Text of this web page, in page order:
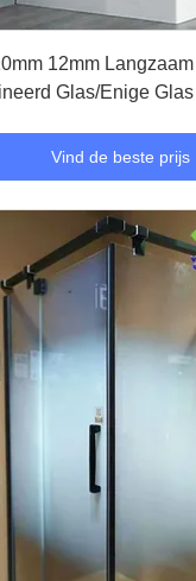
12mm
Glas/Enige
Vind de beste prijs